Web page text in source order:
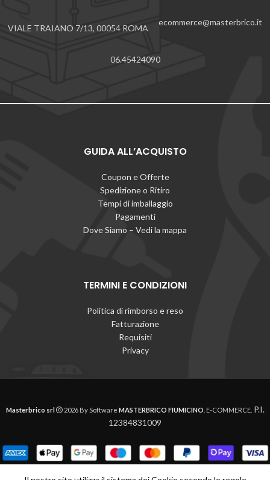
VIALE TRAIANO 7/13, 00054 ROMA
ecommerce@masterbrico.it
06.45424090
GUIDA ALL’ACQUISTO
Coupon e Offerte
Spedizione o Ritiro
Tempi di imballaggio
Pagamenti
Dove Siamo – Vedi la mappa
TERMINI E CONDIZIONI
Politica di rimborso e reso
Fatturazione
Requisiti
Privacy
Masterbrico srl 2026 By Software MASTERBRICO FIUMICINO . E-COMMERCE. P.I.
12384831009